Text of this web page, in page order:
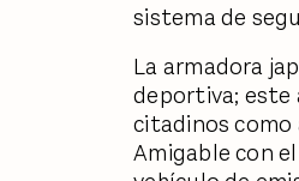
sistema de
La armadora
deportiva;
citadinos como
Amigable con